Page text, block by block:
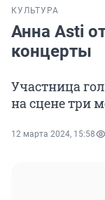
КУЛЬТУРА
Анна Asti
концерты
Участница
на сцене три
12 марта 2024, 15:58